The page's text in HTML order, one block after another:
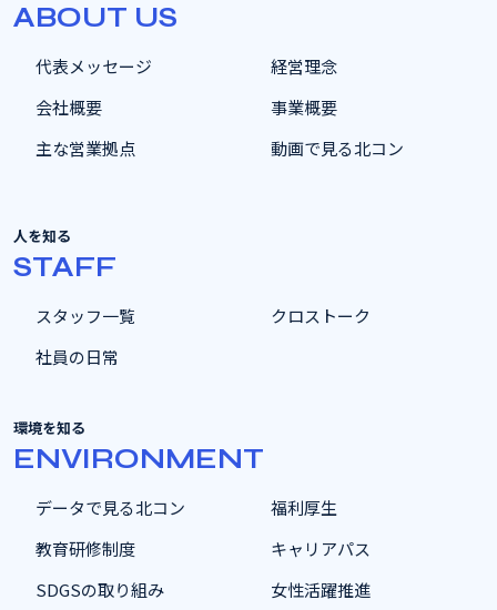
ABOUT US
代表メッセージ
経営理念
会社概要
事業概要
主な営業拠点
動画で見る北コン
人を知る
STAFF
スタッフ一覧
クロストーク
社員の日常
環境を知る
ENVIRONMENT
データで見る北コン
福利厚生
教育研修制度
キャリアパス
SDGSの取り組み
女性活躍推進